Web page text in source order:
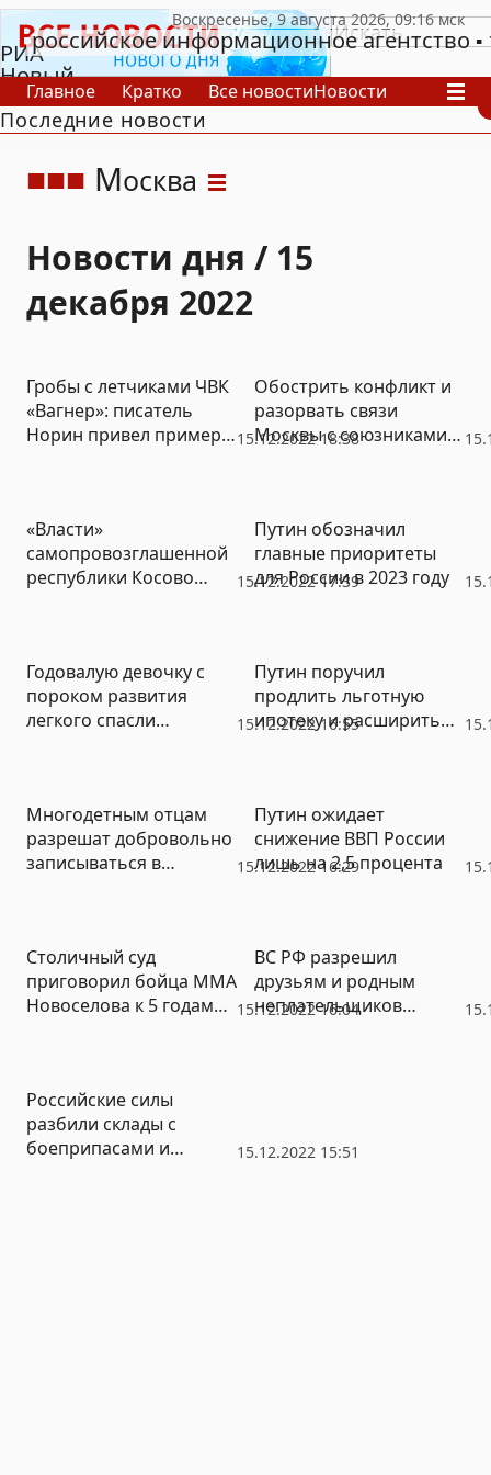
РИА
Новый
День
российское информационное агентство
Главное Кратко Все новостиНовости
В России
В мире
Последние новости
Москва
Новости дня / 15
декабря 2022
15.12.2022 18:38
Гробы с летчиками ЧВК
«Вагнер»: писатель
Норин привел пример
Обострить конфликт и
разорвать связи
Москвы с союзниками:
15.12.2022 17:39
«Власти»
самопровозглашенной
республики Косово
Путин обозначил
главные приоритеты
для России в 2023 году
15.12.2022 16:55
Годовалую девочку с
пороком развития
легкого спасли
Путин поручил
продлить льготную
ипотеку и расширить
15.12.2022 16:29
Многодетным отцам
разрешат добровольно
записываться в
Путин ожидает
снижение ВВП России
лишь на 2,5 процента
15.12.2022 16:04
Столичный суд
приговорил бойца ММА
Новоселова к 5 годам
ВС РФ разрешил
друзьям и родным
неплательщиков
15.12.2022 15:51
Российские силы
разбили склады с
боеприпасами и